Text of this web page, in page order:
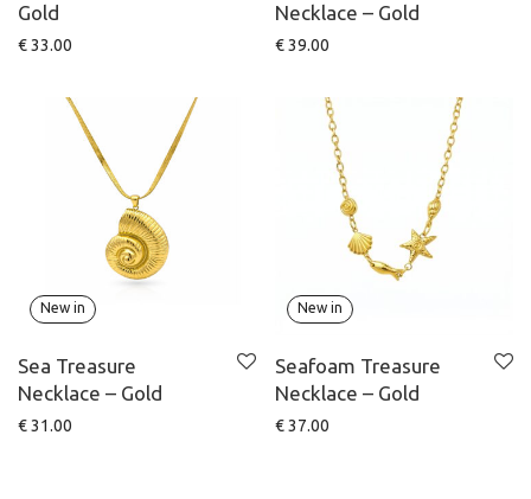
Gold
€33.00
Necklace – Gold
€39.00
New in
Sea Treasure
Necklace – Gold
€31.00
New in
Seafoam Treasure
Necklace – Gold
€37.00